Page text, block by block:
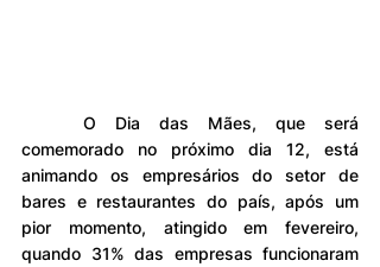
comemorado no próximo dia 12, está
animando os empresários do setor de
bares e restaurantes do país, após um
pior momento, atingido em fevereiro,
quando 31% das empresas funcionaram